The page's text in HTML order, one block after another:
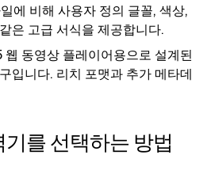
에 비해 사용자 정의 글꼴, 색상,
은 고급 서식을 제공합니다.
웹 동영상 플레이어용으로 설계된
입니다. 리치 포맷과 추가 메타데
를 선택하는 방법